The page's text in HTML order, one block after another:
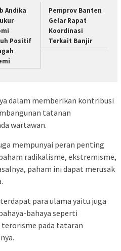
Andika
Positif
Pemprov Banten
Gelar Rapat
Koordinasi
Terkait Banjir
dalam memberikan kontribusi
tatanan
wartawan.
mempunyai peran penting
radikalisme, ekstremisme,
paham ini dapat merusak
para ulama yaitu juga
bahaya seperti
pada tataran